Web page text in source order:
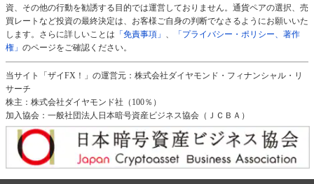
資、その他の行動を勧誘する目的では運営しておりません。通貨ペアの選択、売
買レートなど投資の最終決定は、お客様ご自身の判断でなさるようにお願いいた
します。さらに詳しいことは 「免責事項」
「プライバシー・ポリシー、著作
権」 のページをご確認ください。
当サイト「ザイFX！」の運営元：株式会社ダイヤモンド・フィナンシャル・リ
サーチ
株主：株式会社ダイヤモンド社（100％）
加入協会：一般社団法人日本暗号資産ビジネス協会（ＪＣＢＡ）